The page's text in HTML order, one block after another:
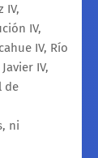
IV,
IV,
IV, Río
IV,
de
ni